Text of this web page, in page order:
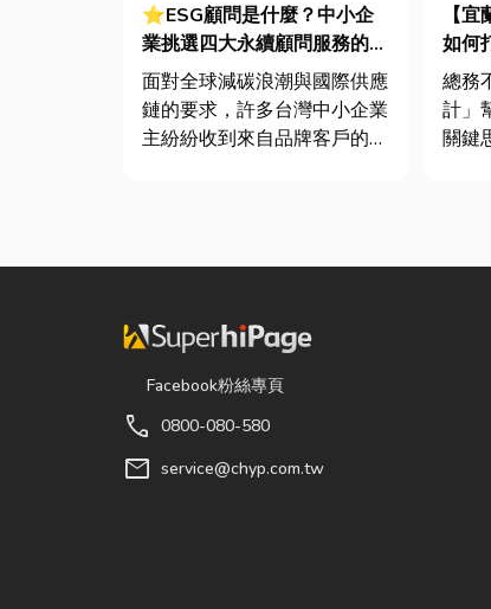
⭐ESG顧問是什麼？中小企
業挑選四大永續顧問服務的實
用指南
面對全球減碳浪潮與國際供應
鏈的要求，許多台灣中小企業
主紛紛收到來自品牌客戶的調
【
如何
桌椅
鍵！
總務
計」
關鍵思維 很多
Facebook粉絲專頁
call 0800-080-580
mail service@chyp.com.tw